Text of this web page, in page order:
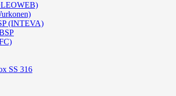
(INTEVA)
SS 316